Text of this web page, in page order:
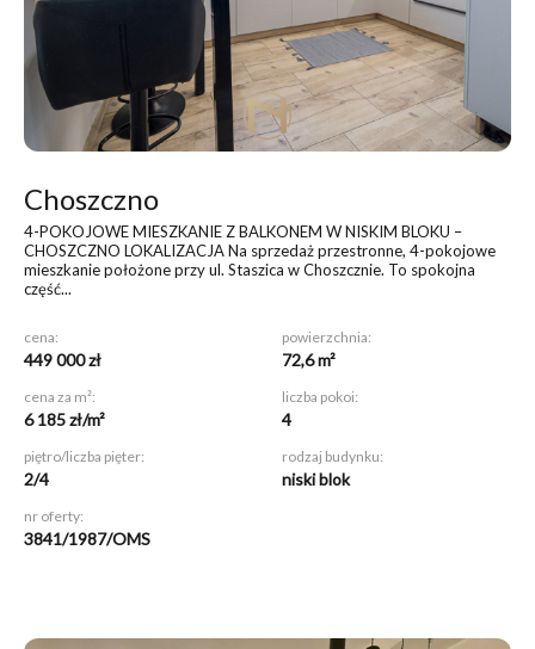
Choszczno
4-POKOJOWE MIESZKANIE Z BALKONEM W NISKIM BLOKU –
CHOSZCZNO LOKALIZACJA Na sprzedaż przestronne, 4-pokojowe
mieszkanie położone przy ul. Staszica w Choszcznie. To spokojna
część...
cena:
449 000 zł
powierzchnia:
72,6 m²
cena za m²:
6 185 zł/m²
liczba pokoi:
4
piętro/liczba pięter:
2/4
rodzaj budynku:
niski blok
nr oferty:
3841/1987/OMS